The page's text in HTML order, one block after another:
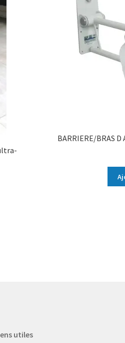
BARRIERE/BRAS D
utiles